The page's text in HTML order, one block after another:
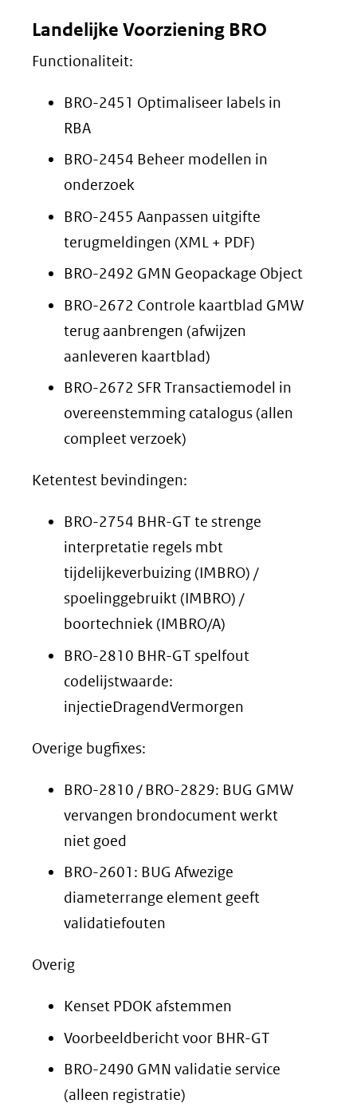
Landelijke Voorziening BRO
Functionaliteit:
BRO-2451 Optimaliseer labels in
RBA
BRO-2454 Beheer modellen in
onderzoek
BRO-2455 Aanpassen uitgifte
terugmeldingen (XML + PDF)
BRO-2492 GMN Geopackage Object
BRO-2672 Controle kaartblad GMW
terug aanbrengen (afwijzen
aanleveren kaartblad)
BRO-2672 SFR Transactiemodel in
overeenstemming catalogus (allen
compleet verzoek)
Ketentest bevindingen:
BRO-2754 BHR-GT te strenge
interpretatie regels mbt
tijdelijkeverbuizing (IMBRO) /
spoelinggebruikt (IMBRO) /
boortechniek (IMBRO/A)
BRO-2810 BHR-GT spelfout
codelijstwaarde:
injectieDragendVermorgen
Overige bugfixes:
BRO-2810 / BRO-2829: BUG GMW
vervangen brondocument werkt
niet goed
BRO-2601: BUG Afwezige
diameterrange element geeft
validatiefouten
Overig
Kenset PDOK afstemmen
Voorbeeldbericht voor BHR-GT
BRO-2490 GMN validatie service
(alleen registratie)